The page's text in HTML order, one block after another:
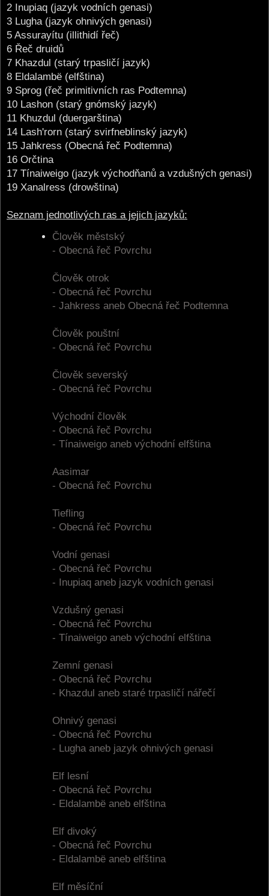
2 Inupiaq (jazyk vodních genasi)
3 Lugha (jazyk ohnivých genasi)
5 Assurayítu (illithidí řeč)
6 Řeč druidů
7 Khazdul (starý trpasličí jazyk)
8 Eldalambë (elfština)
9 Sprog (řeč primitivních ras Podtemna)
10 Lashon (starý gnómský jazyk)
11 Khuzdul (duergarština)
14 Lash'rorn (starý svirfneblinský jazyk)
15 Jahkress (Obecná řeč Podtemna)
16 Orčtina
17 Tínaiweigo (jazyk východňanů a vzdušných genasi)
19 Xanalress (drowština)
Seznam jednotlivých ras a jejich jazyků:
Člověk městský
- Obecná řeč Povrchu
Člověk otrok
- Obecná řeč Povrchu
- Jahkress aneb Obecná řeč Podtemna
Člověk pouštní
- Obecná řeč Povrchu
Člověk severský
- Obecná řeč Povrchu
Východní člověk
- Obecná řeč Povrchu
- Tínaiweigo aneb východní elfština
Aasimar
- Obecná řeč Povrchu
Tiefling
- Obecná řeč Povrchu
Vodní genasi
- Obecná řeč Povrchu
- Inupiaq aneb jazyk vodních genasi
Vzdušný genasi
- Obecná řeč Povrchu
- Tínaiweigo aneb východní elfština
Zemní genasi
- Obecná řeč Povrchu
- Khazdul aneb staré trpasličí nářečí
Ohnivý genasi
- Obecná řeč Povrchu
- Lugha aneb jazyk ohnivých genasi
Elf lesní
- Obecná řeč Povrchu
- Eldalambë aneb elfština
Elf divoký
- Obecná řeč Povrchu
- Eldalambë aneb elfština
Elf měsíční